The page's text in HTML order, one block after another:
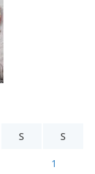
S S
1